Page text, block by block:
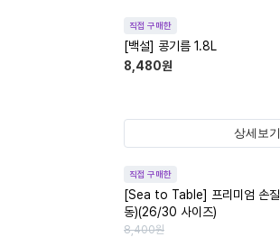
직접 구매한
[백설] 콩기름 1.8L
8,480원
상세보기
직접 구매한
[Sea to Table] 프리미엄 손질
동)(26/30 사이즈)
8,400원